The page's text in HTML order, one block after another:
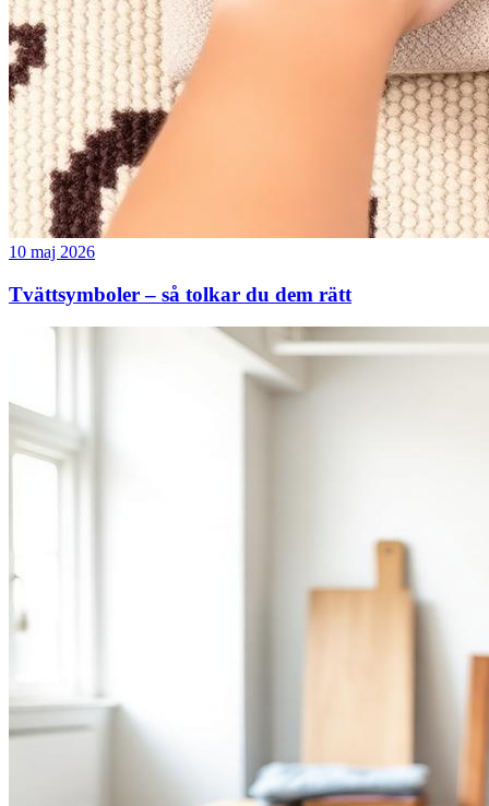
10 maj 2026
Tvättsymboler – så tolkar du dem rätt